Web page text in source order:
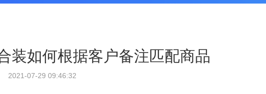
装如何根据客户备注匹配商品
2021-07-29 09:46:32